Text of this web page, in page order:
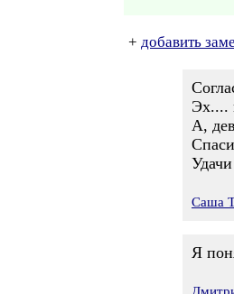
+ добавить
Эх....
А,
Саша
Я